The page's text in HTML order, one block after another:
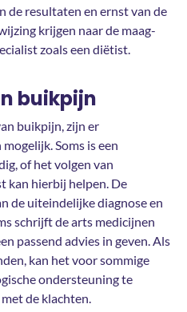
de resultaten en ernst van de
krijgen naar de maag-
zoals een diëtist.
buikpijn
buikpijn, zijn er
Soms is een
of het volgen van
kan hierbij helpen. De
de uiteindelijke diagnose en
schrijft de arts medicijnen
passend advies in geven. Als
kan het voor sommige
ondersteuning te
de klachten.